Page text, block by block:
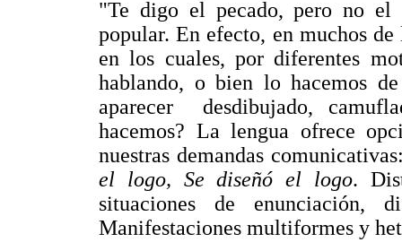
"Te digo el pecado, pero no el
popular. En efecto, en muchos
en los cuales, por diferentes
hablando, o bien lo hacemos
aparecer desdibujado,
hacemos? La lengua ofrece
nuestras demandas
el logo, Se diseñó el logo.
situaciones de enunciación,
Manifestaciones multiformes y